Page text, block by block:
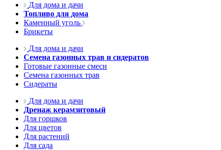
Для дома и дачи
Топливо для дома
Каменный уголь
Брикеты
Для дома и дачи
Семена газонных трав и сидератов
Готовые газонные смеси
Семена газонных трав
Сидераты
Для дома и дачи
Дренаж керамзитовый
Для горшков
Для цветов
Для растений
Для сада